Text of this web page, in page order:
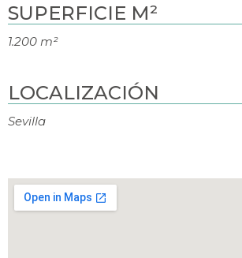
SUPERFICIE M²
1.200 m²
LOCALIZACIÓN
Sevilla